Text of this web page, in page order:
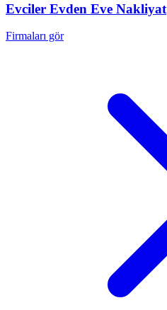
Evciler Evden Eve Nakliyat
Firmaları gör